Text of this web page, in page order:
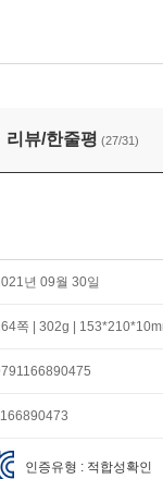
준 고양이
리뷰/한줄평 (27/31)
년 09월 30일
쪽 | 302g |
인증유형 : 적합성확인